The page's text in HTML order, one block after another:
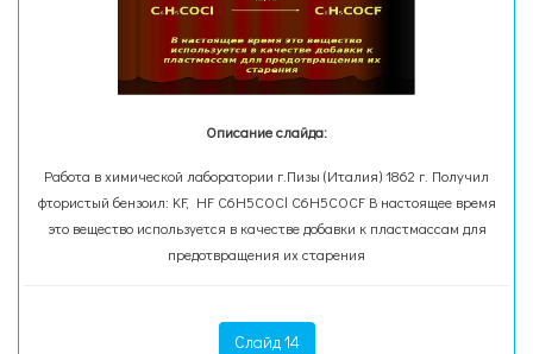
Описание слайда:
Работа в химической лаборатории г.Пизы (Италия) 1862 г. Получил
фтористый бензоил: KF, HF C6H5COCl C6H5COCF В настоящее время
это вещество используется в качестве добавки к пластмассам для
предотвращения их старения
Слайд 14